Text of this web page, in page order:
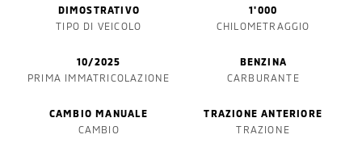
DIMOSTRATIVO
TIPO DI VEICOLO
1'000
CHILOMETRAGGIO
10/2025
PRIMA IMMATRICOLAZIONE
BENZINA
CARBURANTE
CAMBIO MANUALE
CAMBIO
TRAZIONE ANTERIORE
TRAZIONE